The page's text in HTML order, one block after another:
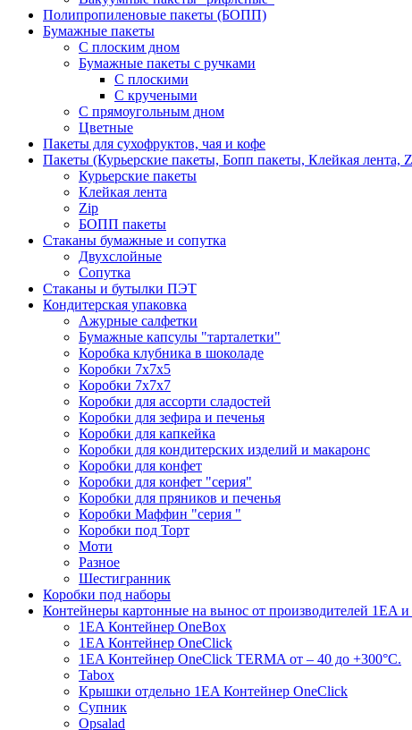
Полипропиленовые пакеты (БОПП)
Бумажные пакеты
С плоским дном
Бумажные пакеты с ручками
С плоскими
С кручеными
С прямоугольным дном
Цветные
Пакеты для сухофруктов, чая и кофе
Пакеты (Курьерские пакеты, Бопп пакеты, Клейкая лента,
Курьерские пакеты
Клейкая лента
Zip
БОПП пакеты
Стаканы бумажные и сопутка
Двухслойные
Сопутка
Стаканы и бутылки ПЭТ
Кондитерская упаковка
Ажурные салфетки
Бумажные капсулы "тарталетки"
Коробка клубника в шоколаде
Коробки 7х7х5
Коробки 7х7х7
Коробки для ассорти сладостей
Коробки для зефира и печенья
Коробки для капкейка
Коробки для кондитерских изделий и макаронс
Коробки для конфет
Коробки для конфет "серия"
Коробки для пряников и печенья
Коробки Маффин "серия "
Коробки под Торт
Моти
Разное
Шестигранник
Коробки под наборы
Контейнеры картонные на вынос от производителей 1EA
1EA Контейнер OneBox
1EA Контейнер OneClick
1EA Контейнер OneClick TERMA от – 40 до +300°C.
Tabox
Крышки отдельно 1EA Контейнер OneClick
Супник
Opsalad